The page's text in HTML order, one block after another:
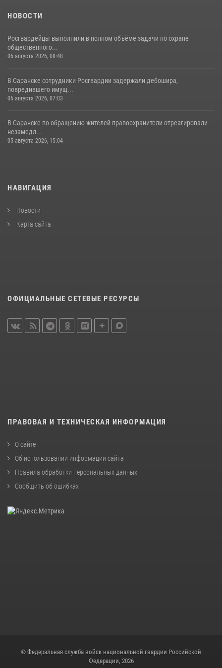
НОВОСТИ
Росгвардейцы выполнили в полном объёме задачи по охране
общественного...
06 августа 2026, 08:48
В Саранске сотрудники Росгвардии задержали дебошира,
повредившего имущ...
06 августа 2026, 07:03
В Саранске по обращению жителей правоохранители отреагировали
незамедл...
05 августа 2026, 15:04
НАВИГАЦИЯ
Новости
Карта сайта
ОФИЦИАЛЬНЫЕ СЕТЕВЫЕ РЕСУРСЫ
ПРАВОВАЯ И ТЕХНИЧЕСКАЯ ИНФОРМАЦИЯ
О сайте
Об использовании информации сайта
Правила обработки персональных данных
Сообщить об ошибках
© Федеральная служба войск национальной гвардии Российской
Федерации, 2026